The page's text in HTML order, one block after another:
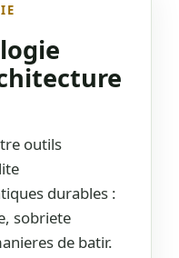
outils
durables :
sobriete
de batir.